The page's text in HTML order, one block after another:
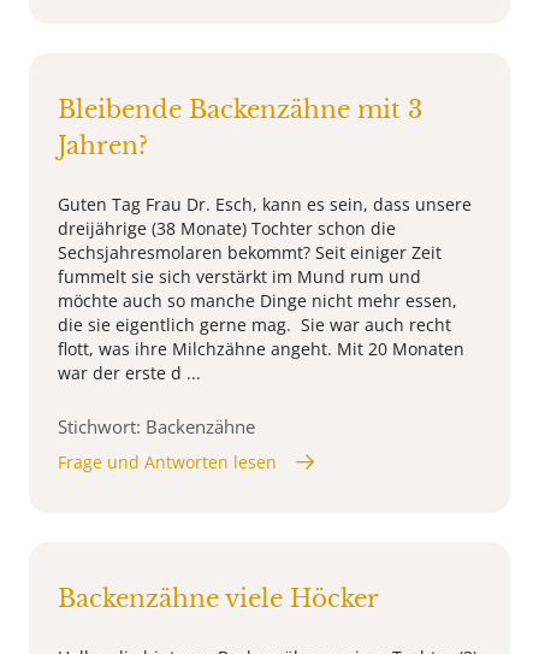
Bleibende Backenzähne mit 3
Jahren?
Guten Tag Frau Dr. Esch, kann es sein, dass unsere
dreijährige (38 Monate) Tochter schon die
Sechsjahresmolaren bekommt? Seit einiger Zeit
fummelt sie sich verstärkt im Mund rum und
möchte auch so manche Dinge nicht mehr essen,
die sie eigentlich gerne mag. Sie war auch recht
flott, was ihre Milchzähne angeht. Mit 20 Monaten
war der erste d ...
Stichwort: Backenzähne
Frage und Antworten lesen
Backenzähne viele Höcker